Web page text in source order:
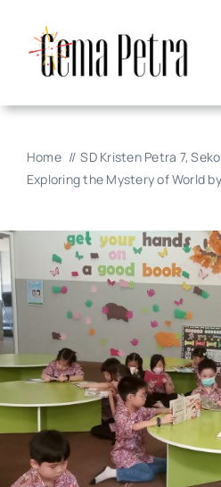
content
Home SD Kristen Petra 7
Exploring the Mystery of World